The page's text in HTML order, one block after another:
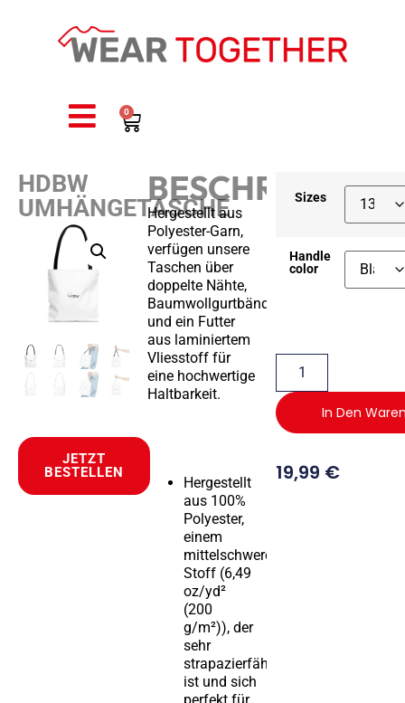
0
HDBW
UMHÄNGETASCHE
JETZT
BESTELLEN
BESCHREIBUNG
Hergestellt aus
Polyester-Garn,
verfügen unsere
Taschen über
doppelte Nähte,
Baumwollgurtbänder
und ein Futter
aus laminiertem
Vliesstoff für
eine hochwertige
Haltbarkeit.
Hergestellt
aus 100%
Polyester,
einem
mittelschweren
Stoff (6,49
oz/yd²
(200
g/m²)), der
sehr
strapazierfähig
ist und sich
Sizes
Handle
color
In Den
19,99 €